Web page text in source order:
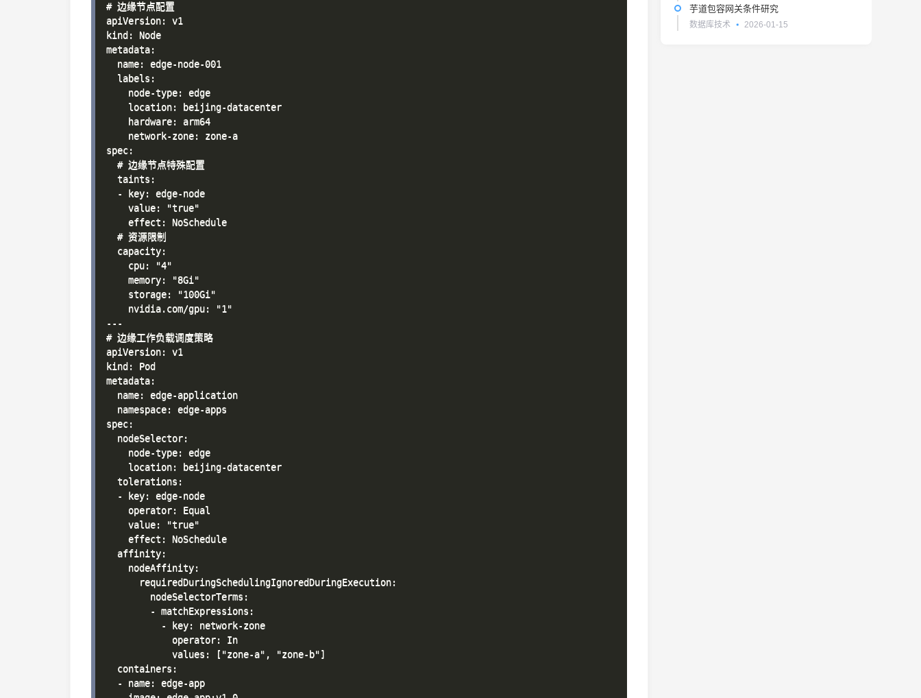
# 边缘节点配置
apiVersion: v1
kind: Node
metadata:
  name: edge-node-001
  labels:
    node-type: edge
    location: beijing-datacenter
    hardware: arm64
    network-zone: zone-a
spec:
  # 边缘节点特殊配置
  taints:
  - key: edge-node
    value: "true"
    effect: NoSchedule
  # 资源限制
  capacity:
    cpu: "4"
    memory: "8Gi"
    storage: "100Gi"
    nvidia.com/gpu: "1"
---
# 边缘工作负载调度策略
apiVersion: v1
kind: Pod
metadata:
  name: edge-application
  namespace: edge-apps
spec:
  nodeSelector:
    node-type: edge
    location: beijing-datacenter
  tolerations:
  - key: edge-node
    operator: Equal
    value: "true"
    effect: NoSchedule
  affinity:
    nodeAffinity:
      requiredDuringSchedulingIgnoredDuringExecution:
        nodeSelectorTerms:
        - matchExpressions:
          - key: network-zone
            operator: In
            values: ["zone-a", "zone-b"]
  containers:
  - name: edge-app
芋道包容网关条件研究
数据库技术 2026-01-15